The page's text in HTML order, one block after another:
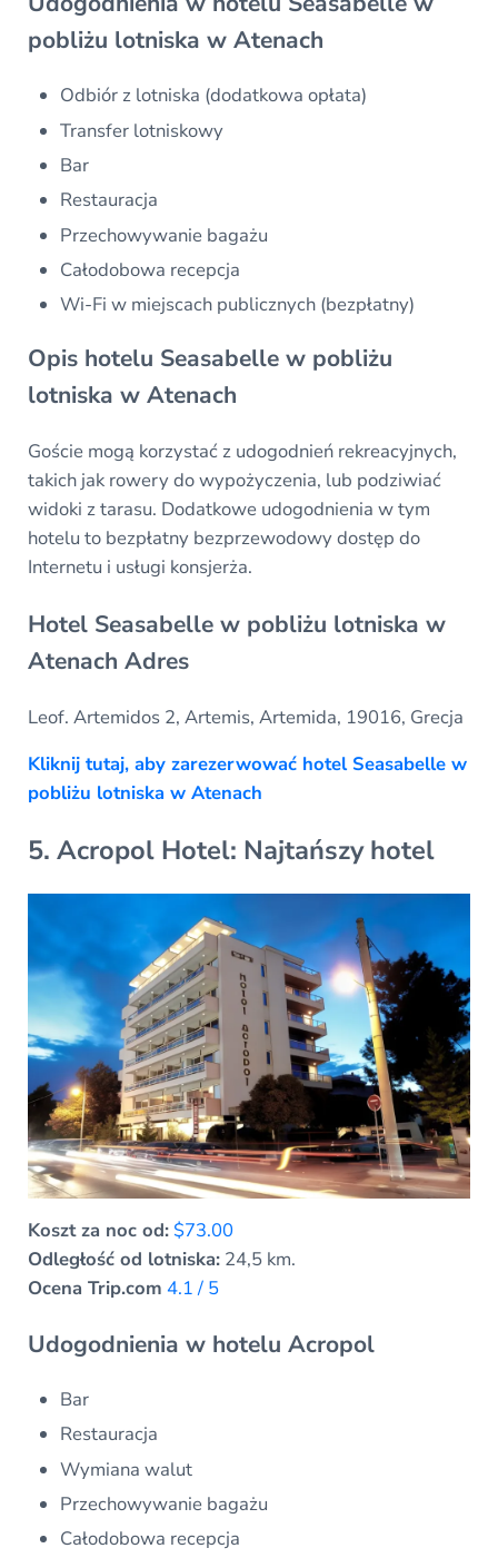
pobliżu lotniska w Atenach
Odbiór z lotniska (dodatkowa opłata)
Transfer lotniskowy
Bar
Restauracja
Przechowywanie bagażu
Całodobowa recepcja
Wi-Fi w miejscach publicznych (bezpłatny)
Opis hotelu Seasabelle w pobliżu
lotniska w Atenach
Goście mogą korzystać z udogodnień rekreacyjnych,
takich jak rowery do wypożyczenia, lub podziwiać
widoki z tarasu. Dodatkowe udogodnienia w tym
hotelu to bezpłatny bezprzewodowy dostęp do
Internetu i usługi konsjerża.
Hotel Seasabelle w pobliżu lotniska w
Atenach Adres
Leof. Artemidos 2, Artemis, Artemida, 19016, Grecja
Kliknij tutaj, aby zarezerwować hotel Seasabelle w
pobliżu lotniska w Atenach
5. Acropol Hotel: Najtańszy hotel
Koszt za noc od: $73.00
Odległość od lotniska:24,5 km.
Ocena Trip.com 4.1 / 5
Udogodnienia w hotelu Acropol
Bar
Restauracja
Wymiana walut
Przechowywanie bagażu
Całodobowa recepcja